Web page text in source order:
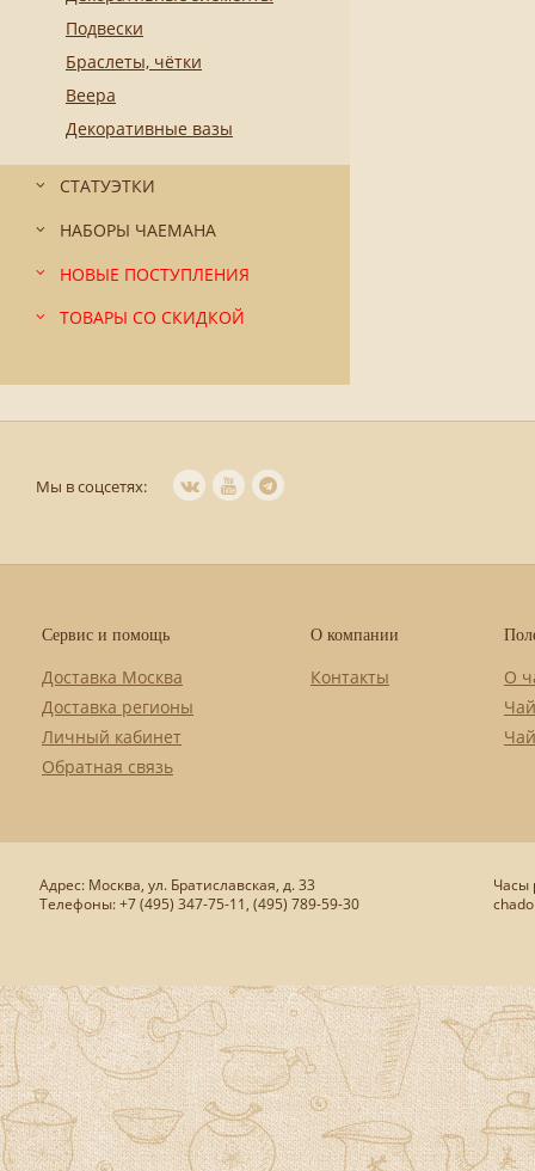
Подвески
Браслеты, чётки
Веера
Декоративные вазы
СТАТУЭТКИ
НАБОРЫ ЧАЕМАНА
НОВЫЕ ПОСТУПЛЕНИЯ
ТОВАРЫ СО СКИДКОЙ
Мы в соцсетях:
Сервис и помощь
Доставка Москва
Доставка регионы
Личный кабинет
Обратная связь
О компании
Контакты
О
Адрес: Москва, ул. Братиславская, д. 33
Телефоны: +7 (495) 347-75-11, (495) 789-59-30
Часы